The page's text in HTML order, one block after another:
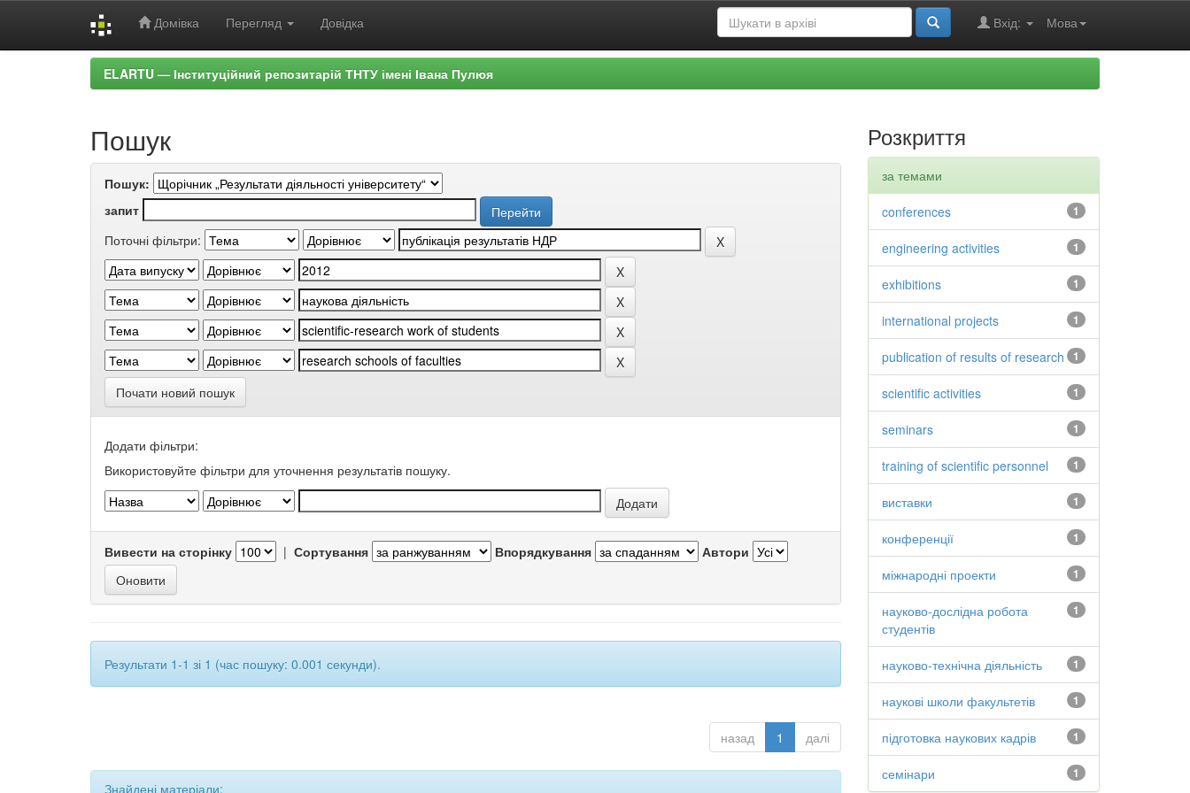
Домівка Перегляд Довідка Мова
Вхід:
ELARTU — Інституційний репозитарій ТНТУ імені Івана Пулюя
Пошук
Пошук:
запит
Поточні фільтри:
Почати новий пошук
Додати фільтри:
Використовуйте фільтри для уточнення результатів пошуку.
Вивести на сторінку | Сортування Впорядкування Автори
Результати 1-1 зі 1 (час пошуку: 0.001 секунди).
назад 1 далі
Знайдені матеріали:
Розкриття
за темами
1
conferences
1
engineering activities
1
exhibitions
1
international projects
1
publication of results of research
1
scientific activities
1
seminars
1
training of scientific personnel
1
виставки
1
конференції
1
міжнародні проекти
1
науково-дослідна робота
студентів
1
науково-технічна діяльність
1
наукові школи факультетів
1
підготовка наукових кадрів
1
семінари